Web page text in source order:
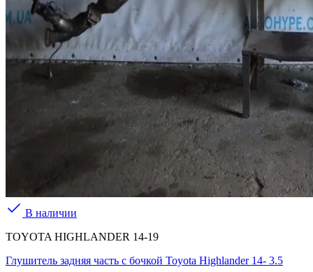
В наличии
TOYOTA HIGHLANDER 14-19
Глушитель задняя часть с бочкой Toyota Highlander 14- 3.5